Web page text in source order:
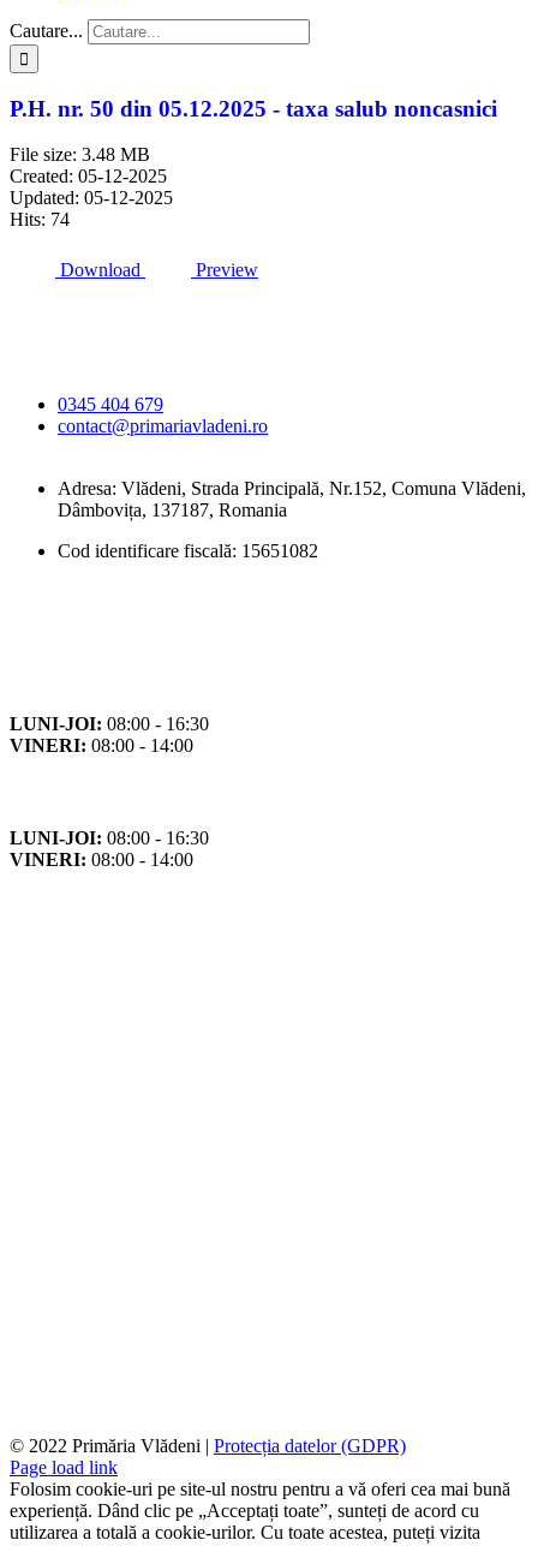
Cautare...
P.H. nr. 50 din 05.12.2025 - taxa salub noncasnici
File size: 3.48 MB
Created: 05-12-2025
Updated: 05-12-2025
Hits: 74
Download Preview
0345 404 679
contact@primariavladeni.ro
Adresa: Vlădeni, Strada Principală, Nr.152, Comuna Vlădeni,
Dâmbovița, 137187, Romania
Cod identificare fiscală: 15651082
LUNI-JOI: 08:00 - 16:30
VINERI: 08:00 - 14:00
LUNI-JOI: 08:00 - 16:30
VINERI: 08:00 - 14:00
© 2022 Primăria Vlădeni | Protecția datelor (GDPR)
Page load link
Folosim cookie-uri pe site-ul nostru pentru a vă oferi cea mai bună
experiență. Dând clic pe „Acceptați toate”, sunteți de acord cu
utilizarea a totală a cookie-urilor. Cu toate acestea, puteți vizita